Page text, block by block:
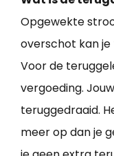
Opgewekte
overschot kan
Voor de
vergoeding.
teruggedraaid.
meer op dan je